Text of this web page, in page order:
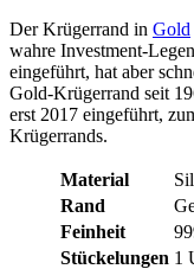
Der Krügerrand in Gold
wahre Investment-
eingeführt, hat aber
Gold-Krügerrand seit
erst 2017 eingeführt,
Krügerrands.
Material
Rand
Feinheit
Stückelungen 1